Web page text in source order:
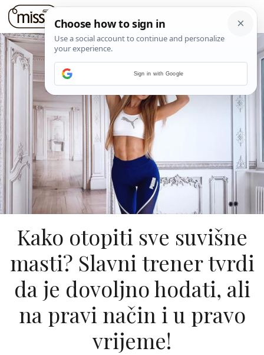
Kako otopiti sve suvišne
masti? Slavni trener tvrdi
da je dovoljno hodati, ali
na pravi način i u pravo
vrijeme!
Sign in with Google